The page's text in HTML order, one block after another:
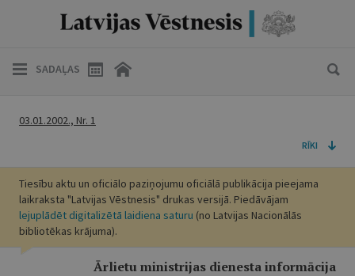
SADAĻAS
03.01.2002., Nr. 1
RĪKI
Tiesību aktu un oficiālo paziņojumu oficiālā publikācija pieejama
laikraksta "Latvijas Vēstnesis" drukas versijā. Piedāvājam
lejuplādēt digitalizētā laidiena saturu (no Latvijas Nacionālās
bibliotēkas krājuma).
Ārlietu ministrijas dienesta informācija